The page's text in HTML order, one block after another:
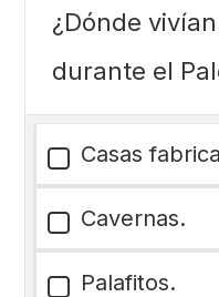
¿Dónde
durante el
Casas
Cavernas.
Palafitos.